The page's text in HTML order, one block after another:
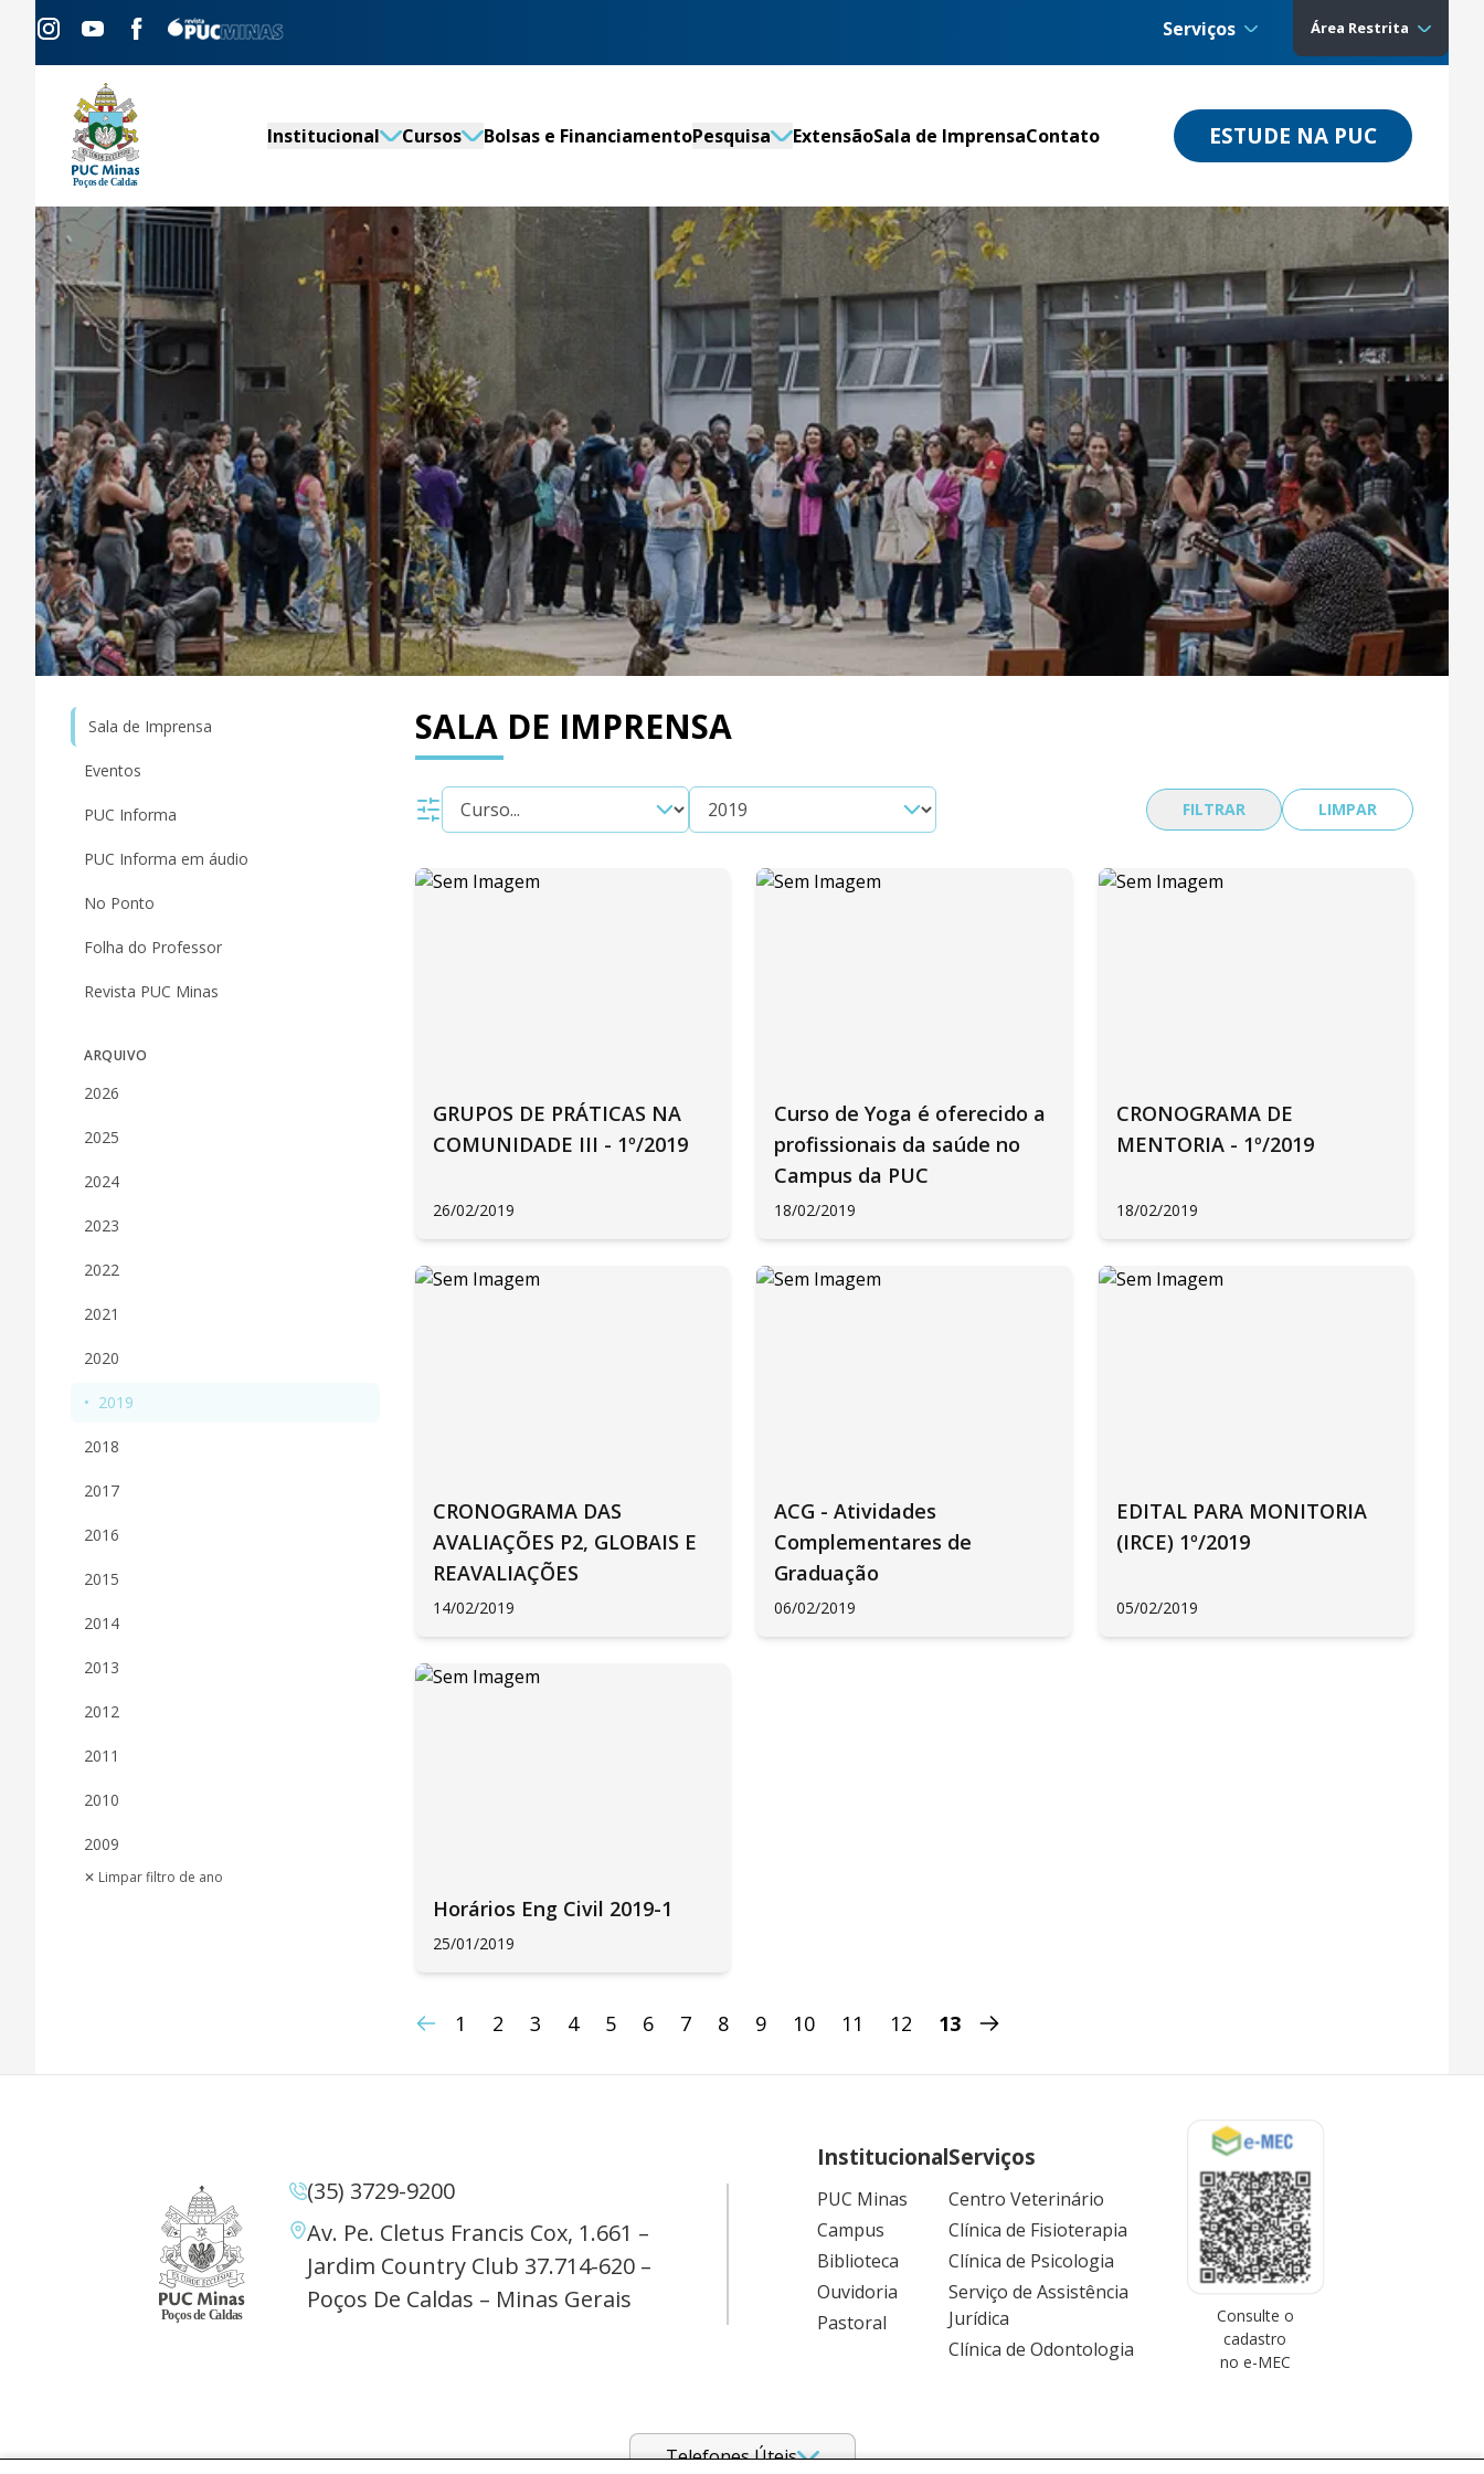
Serviços Área Restrita
Institucional Cursos Bolsas e FinanciamentoPesquisa ExtensãoSala de ImprensaContato ESTUDE NA PUC
Sala de Imprensa
Eventos
PUC Informa
PUC Informa em áudio
No Ponto
Folha do Professor
Revista PUC Minas
ARQUIVO
2026
2025
2024
2023
2022
2021
2020
• 2019
2018
2017
2016
2015
2014
2013
2012
2011
2010
2009
✕ Limpar filtro de ano
SALA DE IMPRENSA
FILTRAR LIMPAR
GRUPOS DE PRÁTICAS NA
COMUNIDADE III - 1º/2019
26/02/2019
Curso de Yoga é oferecido a
profissionais da saúde no
Campus da PUC
18/02/2019
CRONOGRAMA DE
MENTORIA - 1º/2019
18/02/2019
CRONOGRAMA DAS
AVALIAÇÕES P2, GLOBAIS E
REAVALIAÇÕES
14/02/2019
ACG - Atividades
Complementares de
Graduação
06/02/2019
EDITAL PARA MONITORIA
(IRCE) 1º/2019
05/02/2019
Horários Eng Civil 2019-1
25/01/2019
1 2 3 4 5 6 7 8 9 10 11 12 13
(35) 3729-9200
Av. Pe. Cletus Francis Cox, 1.661 –
Jardim Country Club 37.714-620 –
Poços De Caldas – Minas Gerais
Institucional
PUC Minas
Campus
Biblioteca
Ouvidoria
Pastoral
Serviços
Centro Veterinário
Clínica de Fisioterapia
Clínica de Psicologia
Serviço de Assistência
Jurídica
Clínica de Odontologia
Consulte o
cadastro
no e-MEC
Telefones Úteis